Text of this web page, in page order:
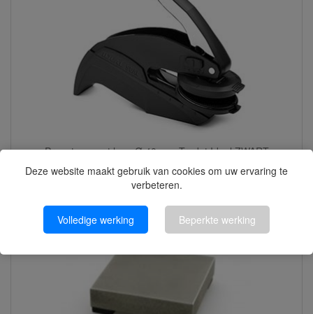
Deze website maakt gebruik van cookies om uw ervaring te
verbeteren.
Volledige werking Beperkte werking
Preegtang met logo Ø 40 mm Trodat Ideal ZWART